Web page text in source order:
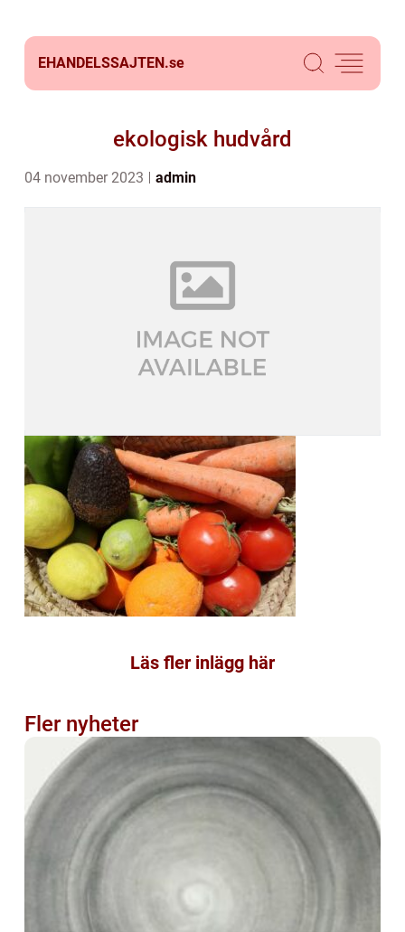
EHANDELSSAJTEN.se
ekologisk hudvård
04 november 2023 admin
Läs fler inlägg här
Fler nyheter